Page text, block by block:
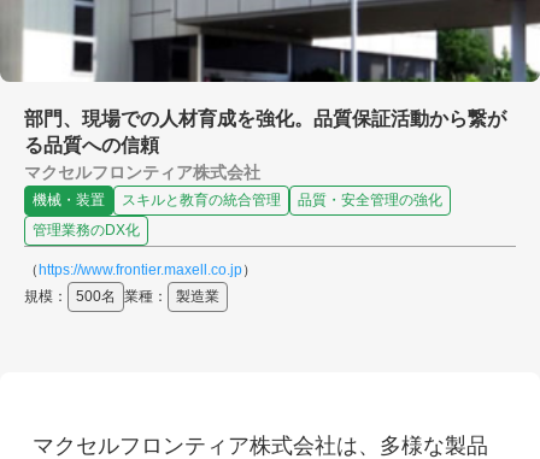
部門、現場での人材育成を強化。品質保証活動から繋が
る品質への信頼
マクセルフロンティア株式会社
機械・装置 スキルと教育の統合管理
品質・安全管理の強化
管理業務のDX化
（https://www.frontier.maxell.co.jp）
規模：
500名 業種： 製造業
マクセルフロンティア株式会社は、多様な製品